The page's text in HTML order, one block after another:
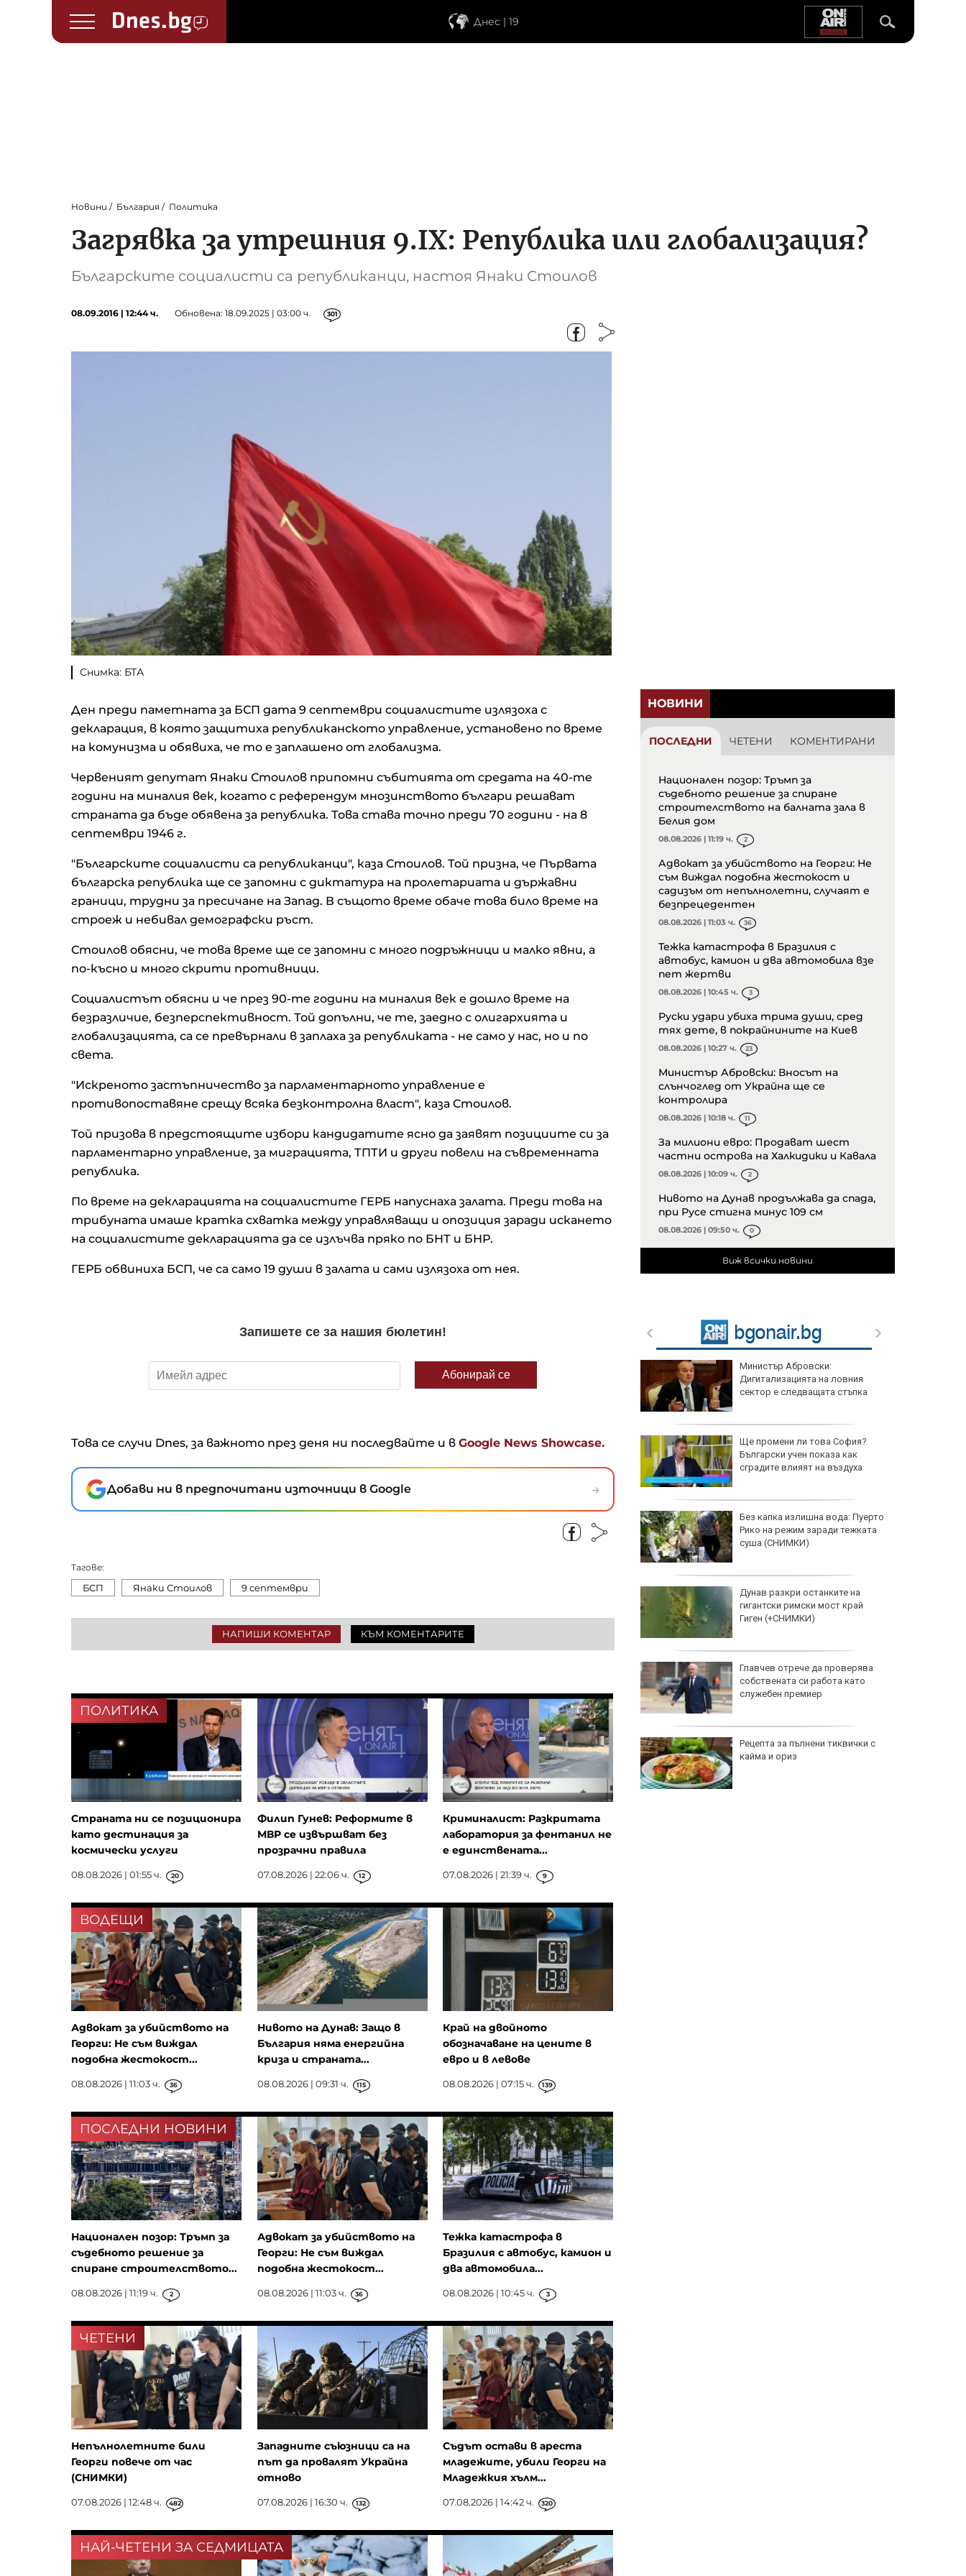
Днес | 19
Новини България Политика
Загрявка за утрешния 9.ІХ: Република или глобализация?
Българските социалисти са републиканци, настоя Янаки Стоилов
08.09.2016 | 12:44 ч. Обновена: 18.09.2025 | 03:00 ч. 301
Снимка: БТА
Ден преди паметната за БСП дата 9 септември социалистите излязоха с
декларация, в която защитиха републиканското управление, установено по време
на комунизма и обявиха, че то е заплашено от глобализма.
Червеният депутат Янаки Стоилов припомни събитията от средата на 40-те
години на миналия век, когато с референдум мнозинството българи решават
страната да бъде обявена за република. Това става точно преди 70 години - на 8
септември 1946 г.
"Българските социалисти са републиканци", каза Стоилов. Той призна, че Първата
българска република ще се запомни с диктатура на пролетариата и държавни
граници, трудни за пресичане на Запад. В същото време обаче това било време на
строеж и небивал демографски ръст.
Стоилов обясни, че това време ще се запомни с много подръжници и малко явни, а
по-късно и много скрити противници.
Социалистът обясни и че през 90-те години на миналия век е дошло време на
безразличие, безперспективност. Той допълни, че те, заедно с олигархията и
глобализацията, са се превърнали в заплаха за републиката - не само у нас, но и по
света.
"Искреното застъпничество за парламентарното управление е
противопоставяне срещу всяка безконтролна власт", каза Стоилов.
Той призова в предстоящите избори кандидатите ясно да заявят позициите си за
парламентарно управление, за миграцията, ТПТИ и други повели на съвременната
република.
По време на декларацията на социалистите ГЕРБ напуснаха залата. Преди това на
трибуната имаше кратка схватка между управляващи и опозиция заради искането
на социалистите декларацията да се излъчва пряко по БНТ и БНР.
ГЕРБ обвиниха БСП, че са само 19 души в залата и сами излязоха от нея.
Това се случи Dnes, за важното през деня ни последвайте и в Google News Showcase.
Добави ни в предпочитани източници в Google →
Тагове:
БСП Янаки Стоилов 9 септември
НАПИШИ КОМЕНТАР КЪМ КОМЕНТАРИТЕ
НОВИНИ
ПОСЛЕДНИ ЧЕТЕНИ КОМЕНТИРАНИ
Национален позор: Тръмп за
съдебното решение за спиране
строителството на балната зала в
Белия дом
08.08.2026 | 11:19 ч. 2
Адвокат за убийството на Георги: Не
съм виждал подобна жестокост и
садизъм от непълнолетни, случаят е
безпрецедентен
08.08.2026 | 11:03 ч. 36
Тежка катастрофа в Бразилия с
автобус, камион и два автомобила взе
пет жертви
08.08.2026 | 10:45 ч. 3
Руски удари убиха трима души, сред
тях дете, в покрайнините на Киев
08.08.2026 | 10:27 ч. 23
Министър Абровски: Вносът на
слънчоглед от Украйна ще се
контролира
08.08.2026 | 10:18 ч. 11
За милиони евро: Продават шест
частни острова на Халкидики и Кавала
08.08.2026 | 10:09 ч. 2
Нивото на Дунав продължава да спада,
при Русе стигна минус 109 см
08.08.2026 | 09:50 ч. 0
Виж всички новини
Volkswagen е заплашено от
несъстоятелност
Американски инвеститор се
големина преработвател на
среднощните руски удари по
отслабващото руско влияние в
камерите за наблюдение
Фед трябва да започне да се
вслушва в мнението на
обикновените хора
Министър Абровски:
Дигитализацията на ловния
сектор е следващата стъпка
Ще промени ли това София?
Български учен показа как
сградите влияят на въздуха
Без капка излишна вода: Пуерто
Рико на режим заради тежката
суша (СНИМКИ)
Дунав разкри останките на
гигантски римски мост край
Гиген (+СНИМКИ)
Главчев отрече да проверява
собствената си работа като
служебен премиер
Рецепта за пълнени тиквички с
кайма и ориз
ПОЛИТИКА
Страната ни се позиционира
като дестинация за
космически услуги
08.08.2026 | 01:55 ч. 20
Филип Гунев: Реформите в
МВР се извършват без
прозрачни правила
07.08.2026 | 22:06 ч. 12
Криминалист: Разкритата
лаборатория за фентанил не
е единствената...
07.08.2026 | 21:39 ч. 9
ВОДЕЩИ
Адвокат за убийството на
Георги: Не съм виждал
подобна жестокост...
08.08.2026 | 11:03 ч. 36
Нивото на Дунав: Защо в
България няма енергийна
криза и страната...
08.08.2026 | 09:31 ч. 115
Край на двойното
обозначаване на цените в
евро и в левове
08.08.2026 | 07:15 ч. 139
ПОСЛЕДНИ НОВИНИ
Национален позор: Тръмп за
съдебното решение за
спиране строителството...
08.08.2026 | 11:19 ч. 2
Адвокат за убийството на
Георги: Не съм виждал
подобна жестокост...
08.08.2026 | 11:03 ч. 36
Тежка катастрофа в
Бразилия с автобус, камион и
два автомобила...
08.08.2026 | 10:45 ч. 3
ЧЕТЕНИ
Непълнолетните били
Георги повече от час
(СНИМКИ)
07.08.2026 | 12:48 ч. 482
Западните съюзници са на
път да провалят Украйна
отново
07.08.2026 | 16:30 ч. 132
Съдът остави в ареста
младежите, убили Георги на
Младежкия хълм...
07.08.2026 | 14:42 ч. 320
НАЙ-ЧЕТЕНИ ЗА СЕДМИЦАТА